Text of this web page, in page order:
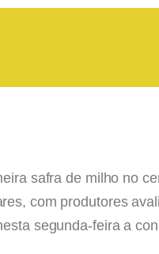
safra de milho no
com produtores
segunda-feira a